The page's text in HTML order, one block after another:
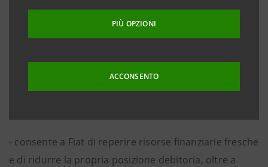
PIÙ OPZIONI
ACCONSENTO
- contribuisce al consolidamento della base azionaria
- consente a Fiat di reperire risorse finanziarie fresche
e di ridurre la propria posizione debitoria, oltre a